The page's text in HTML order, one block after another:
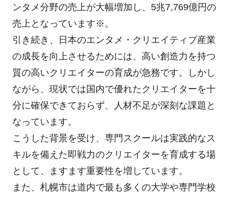
ンタメ分野の売上が大幅増加し、5兆7,769億円の
売上となっています※。
引き続き、日本のエンタメ・クリエイティブ産業
の成長を向上させるためには、高い創造力を持つ
質の高いクリエイターの育成が急務です。しかし
ながら、現状では国内で優れたクリエイターを十
分に確保できておらず、人材不足が深刻な課題と
なっています。
こうした背景を受け、専門スクールは実践的なス
キルを備えた即戦力のクリエイターを育成する場
として、ますます重要性を増しています。
また、札幌市は道内で最も多くの大学や専門学校